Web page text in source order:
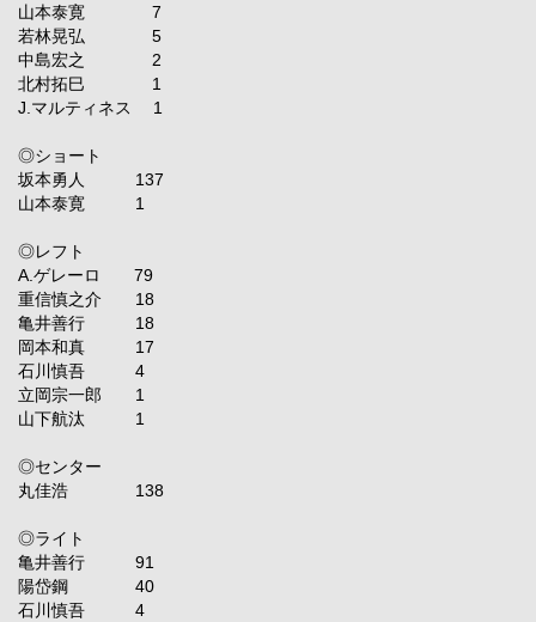
山本泰寛 7
若林晃弘 5
中島宏之 2
北村拓巳 1
J.マルティネス 1
◎ショート
坂本勇人 137
山本泰寛 1
◎レフト
A.ゲレーロ 79
重信慎之介 18
亀井善行 18
岡本和真 17
石川慎吾 4
立岡宗一郎 1
山下航汰 1
◎センター
丸佳浩 138
◎ライト
亀井善行 91
陽岱鋼 40
石川慎吾 4